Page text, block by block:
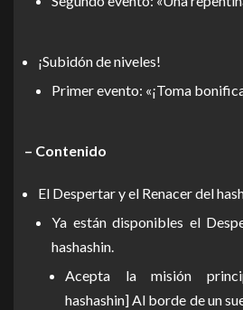
¡Subidón de niveles!
Primer evento: «¡Toma
– Contenido
El Despertar y el Renacer del
Ya están disponibles el
hashashin.
Acepta la misión
hashashin] Al borde de un